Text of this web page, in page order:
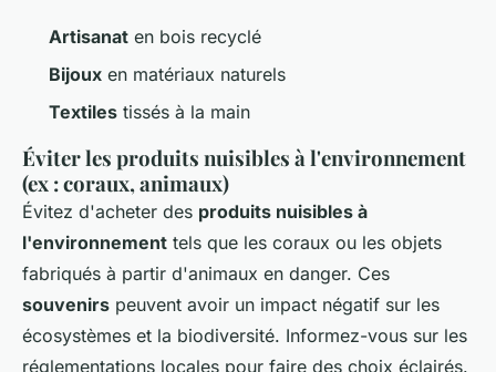
Artisanat en bois recyclé
Bijoux en matériaux naturels
Textiles tissés à la main
Éviter les produits nuisibles à l'environnement
(ex : coraux, animaux)
Évitez d'acheter des produits nuisibles à
l'environnement tels que les coraux ou les objets
fabriqués à partir d'animaux en danger. Ces
souvenirs peuvent avoir un impact négatif sur les
écosystèmes et la biodiversité. Informez-vous sur les
réglementations locales pour faire des choix éclairés.